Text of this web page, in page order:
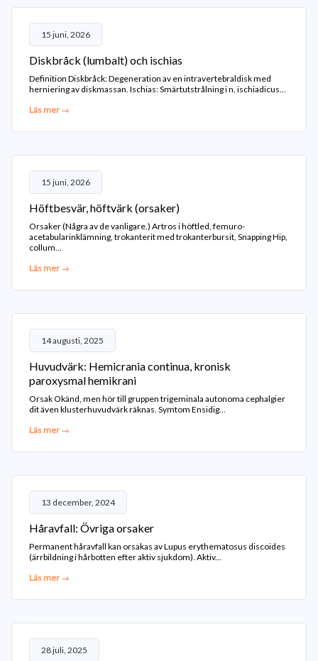
15 juni, 2026
Diskbråck (lumbalt) och ischias
Definition Diskbråck: Degeneration av en intravertebraldisk med
herniering av diskmassan. Ischias: Smärtutstrålning i n. ischiadicus...
Läs mer →
15 juni, 2026
Höftbesvär, höftvärk (orsaker)
Orsaker (Några av de vanligare.) Artros i höftled, femuro-
acetabularinklämning, trokanterit med trokanterbursit, Snapping Hip,
collum...
Läs mer →
14 augusti, 2025
Huvudvärk: Hemicrania continua, kronisk
paroxysmal hemikrani
Orsak Okänd, men hör till gruppen trigeminala autonoma cephalgier
dit även klusterhuvudvärk räknas. Symtom Ensidig...
Läs mer →
13 december, 2024
Håravfall: Övriga orsaker
Permanent håravfall kan orsakas av Lupus erythematosus discoides
(ärrbildning i hårbotten efter aktiv sjukdom). Aktiv...
Läs mer →
28 juli, 2025